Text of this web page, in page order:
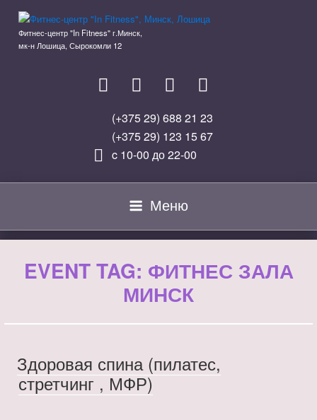
содержимому
Фитнес-центр "In Fitness" г.Минск,
мк-н Лошица, Сырокомли 12
(+375 29) 688 21 23
(+375 29) 123 15 67
c 10-00 до 22-00
Меню
EVENT TAG: ФИТНЕС ЗАЛА
МИНСК
Здоровая спина (пилатес,
стретчинг , МФР)